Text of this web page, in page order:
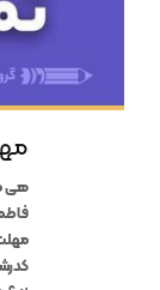
هی